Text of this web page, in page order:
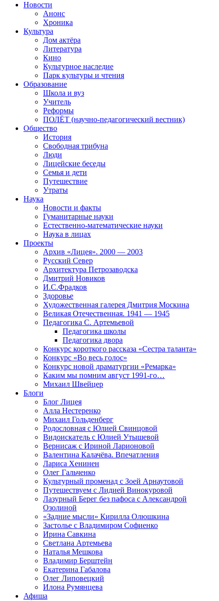
Новости
Анонс
Хроника
Культура
Дом актёра
Литература
Кино
Культурное наследие
Парк культуры и чтения
Образование
Школа и вуз
Учитель
Реформы
ПОЛЁТ (научно-педагогический вестник)
Общество
История
Свободная трибуна
Люди
Лицейские беседы
Семья и дети
Путешествие
Утраты
Наука
Новости и факты
Гуманитарные науки
Естественно-математические науки
Наука в лицах
Проекты
Архив «Лицея». 2000 — 2003
Русский Север
Архитектура Петрозаводска
Дмитрий Новиков
И.С.Фрадков
Здоровье
Художественная галерея Дмитрия Москина
Великая Отечественная. 1941 — 1945
Педагогика С. Артемьевой
Педагогика школы
Педагогика двора
Конкурс короткого рассказа «Сестра таланта»
Конкурс «Во весь голос»
Конкурс новой драматургии «Ремарка»
Каким мы помним август 1991-го…
Михаил Швейцер
Блоги
Блог Лицея
Алла Нестеренко
Михаил Гольденберг
Родословная с Юлией Свинцовой
Видоискатель с Юлией Утышевой
Вернисаж с Ириной Ларионовой
Валентина Калачёва. Впечатления
Лариса Хенинен
Олег Гальченко
Культурный променад с Зоей Арнаутовой
Путешествуем с Лидией Винокуровой
Лазурный Берег без пафоса с Александрой
Озолиной
«Задние мысли» Кирилла Олюшкина
Застолье с Владимиром Софиенко
Ирина Савкина
Светлана Артемьева
Наталья Мешкова
Владимир Берштейн
Екатерина Габалова
Олег Липовецкий
Илона Румянцева
Афиша